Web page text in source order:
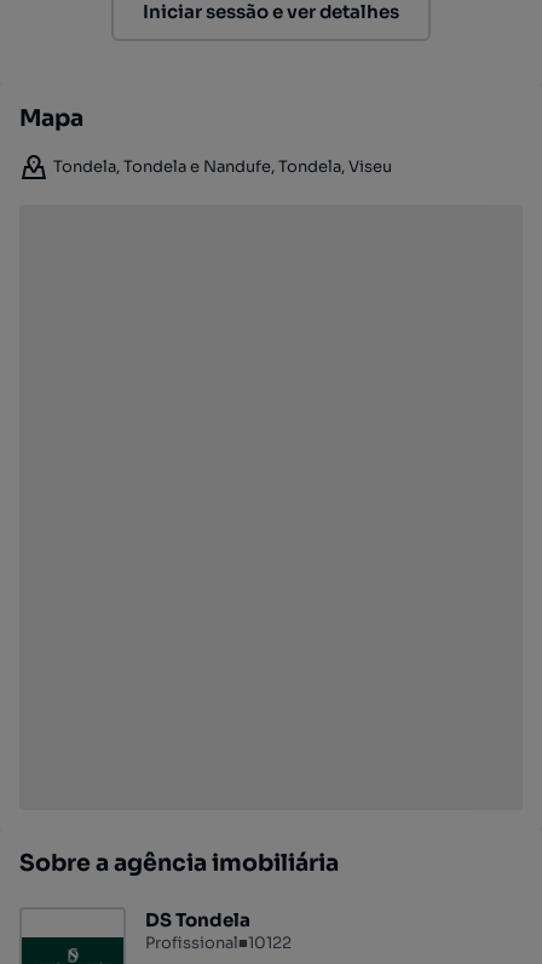
Iniciar sessão e ver detalhes
Mapa
Tondela, Tondela e Nandufe, Tondela, Viseu
Sobre a agência imobiliária
DS Tondela
Profissional■10122